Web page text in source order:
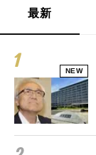
最新
NEW